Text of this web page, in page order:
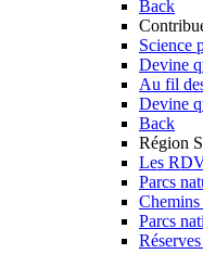
Back
Science
Devine
Au fil
Devine
Back
Région
Les
Parcs
Chemins
Parcs